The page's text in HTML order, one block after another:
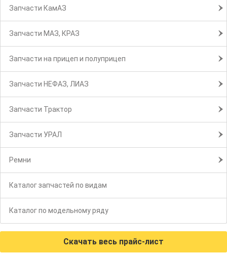
Запчасти КамАЗ
Запчасти МАЗ, КРАЗ
Запчасти на прицеп и полуприцеп
Запчасти НЕФАЗ, ЛИАЗ
Запчасти Трактор
Запчасти УРАЛ
Ремни
Каталог запчастей по видам
Каталог по модельному ряду
Скачать весь прайс-лист